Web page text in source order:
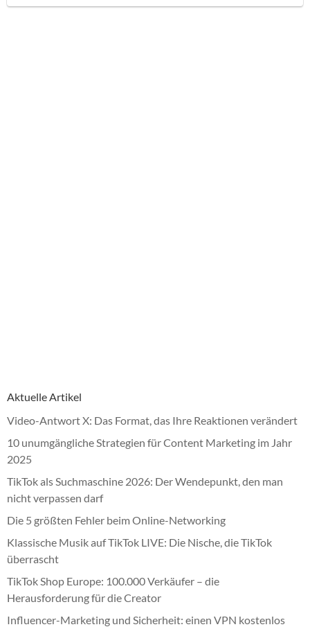
Aktuelle Artikel
Video-Antwort X: Das Format, das Ihre Reaktionen verändert
10 unumgängliche Strategien für Content Marketing im Jahr
2025
TikTok als Suchmaschine 2026: Der Wendepunkt, den man
nicht verpassen darf
Die 5 größten Fehler beim Online-Networking
Klassische Musik auf TikTok LIVE: Die Nische, die TikTok
überrascht
TikTok Shop Europe: 100.000 Verkäufer – die
Herausforderung für die Creator
Influencer-Marketing und Sicherheit: einen VPN kostenlos